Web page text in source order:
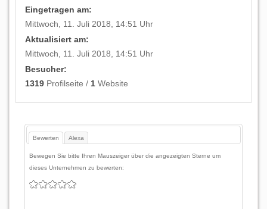
Eingetragen am:
Mittwoch, 11. Juli 2018, 14:51 Uhr
Aktualisiert am:
Mittwoch, 11. Juli 2018, 14:51 Uhr
Besucher:
1319 Profilseite / 1 Website
Bewerten Alexa
Bewegen Sie bitte Ihren Mauszeiger über die angezeigten Sterne um
dieses Unternehmen zu bewerten: